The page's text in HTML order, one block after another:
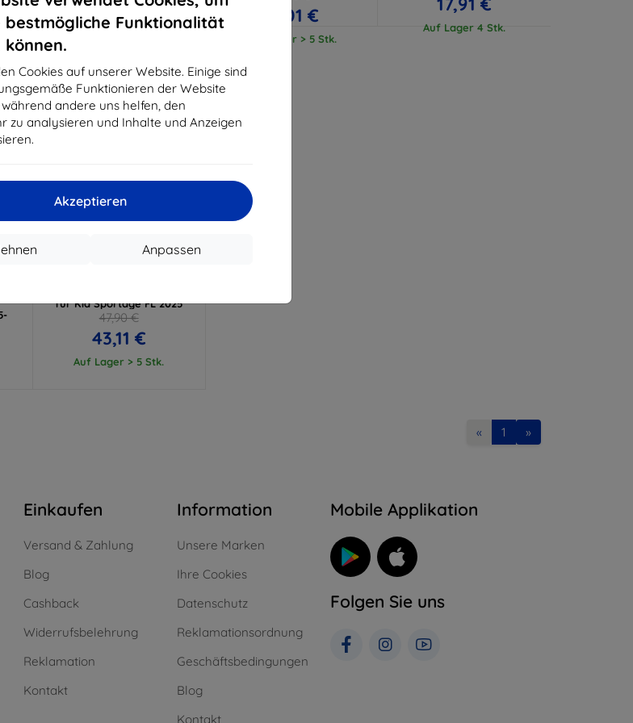
bestmögliche Funktionalität
Cookies auf unserer Website. Einige sind
Funktionieren der Website
andere uns helfen, den
zu analysieren und Inhalte und Anzeigen
Akzeptieren
Anpassen
Auf Lager > 5 Stk.
17,01 €
Auf Lager > 5 Stk.
Auf Lager 4 Stk.
Gutschein
für Kia Sportage FL 2025
47,90 €
43,11 €
Auf Lager > 5 Stk.
« 1 »
Einkaufen
Versand & Zahlung
Blog
Cashback
Widerrufsbelehrung
Reklamation
Kontakt
Information
Unsere Marken
Ihre Cookies
Datenschutz
Reklamationsordnung
Geschäftsbedingungen
Blog
Kontakt
Mobile Applikation
Folgen Sie uns